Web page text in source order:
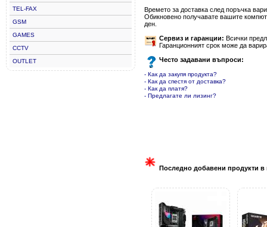
TEL-FAX
GSM
GAMES
CCTV
OUTLET
Времето за доставка след поръчка
Обикновено получавате вашите
ден.
Сервиз и гаранции: Всички
Гаранционният срок може да
Често задавани въпроси:
- Как да закупя продукта?
- Как да спестя от доставка?
- Как да платя?
- Предлагате ли лизинг?
Последно добавени продукти в